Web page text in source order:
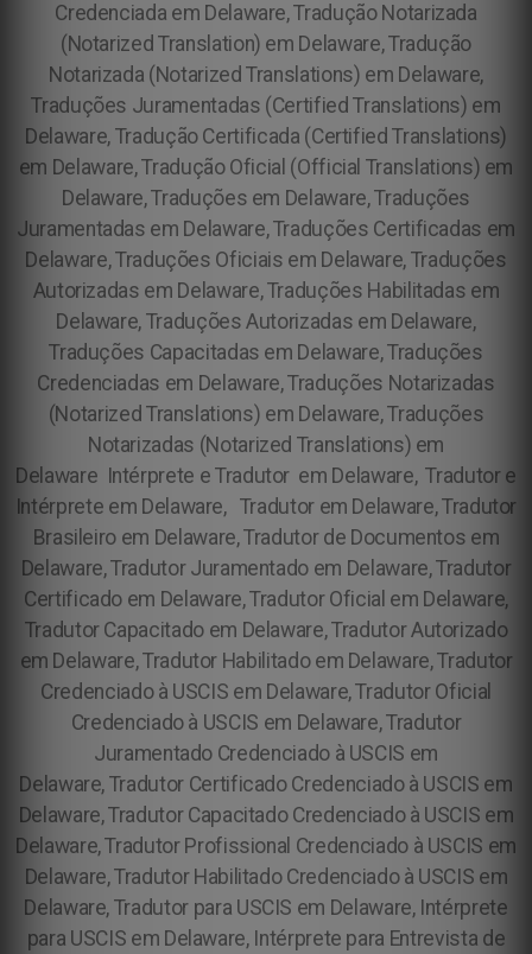
Credenciada em Delaware, Tradução Notarizada
(Notarized Translation) em Delaware, Tradução
Notarizada (Notarized Translations) em Delaware,
Traduções Juramentadas (Certified Translations) em
Delaware, Tradução Certificada (Certified Translations)
em Delaware, Tradução Oficial (Official Translations) em
Delaware, Traduções em Delaware, Traduções
Juramentadas em Delaware, Traduções Certificadas em
Delaware, Traduções Oficiais em Delaware, Traduções
Autorizadas em Delaware, Traduções Habilitadas em
Delaware, Traduções Autorizadas em Delaware,
Traduções Capacitadas em Delaware, Traduções
Credenciadas em Delaware, Traduções Notarizadas
(Notarized Translations) em Delaware, Traduções
Notarizadas (Notarized Translations) em
Delaware
Intérprete e Tradutor em Delaware, Tradutor e
Intérprete em Delaware, Tradutor em Delaware, Tradutor
Brasileiro em Delaware, Tradutor de Documentos em
Delaware, Tradutor Juramentado em Delaware, Tradutor
Certificado em Delaware, Tradutor Oficial em Delaware,
Tradutor Capacitado em Delaware, Tradutor Autorizado
em Delaware, Tradutor Habilitado em Delaware, Tradutor
Credenciado à USCIS em Delaware, Tradutor Oficial
Credenciado à USCIS em Delaware, Tradutor
Juramentado Credenciado à USCIS em
Delaware, Tradutor Certificado Credenciado à USCIS em
Delaware, Tradutor Capacitado Credenciado à USCIS em
Delaware, Tradutor Profissional Credenciado à USCIS em
Delaware, Tradutor Habilitado Credenciado à USCIS em
Delaware, Tradutor para USCIS em Delaware, Intérprete
para USCIS em Delaware, Intérprete para Entrevista de